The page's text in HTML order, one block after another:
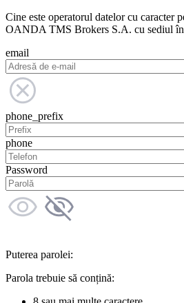
Cine este operatorul datelor cu caracter
OANDA TMS Brokers S.A. cu sediul în
email
phone_prefix
phone
Password
Puterea parolei:
Parola trebuie să conțină: